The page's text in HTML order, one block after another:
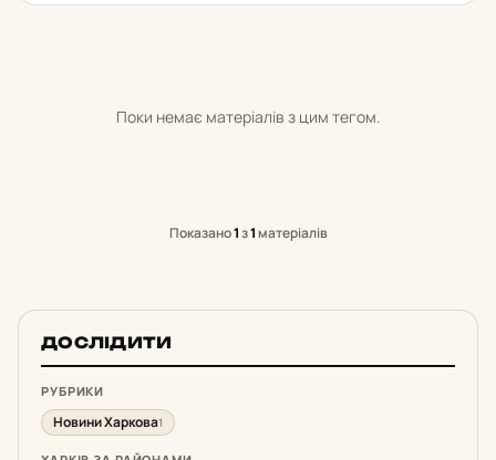
Поки немає матеріалів з цим тегом.
Показано1з1матеріалів
ДОСЛІДИТИ
РУБРИКИ
Новини Харкова1